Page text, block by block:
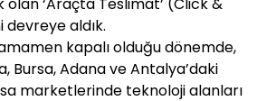
aldık.
kapalı olduğu dönemde,
Bursa, Adana ve Antalya’daki
marketlerinde teknoloji alanları